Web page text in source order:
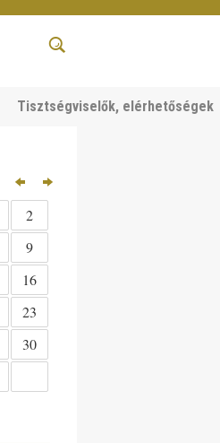
Tisztségviselők, elérhetőségek
2
9
16
23
30